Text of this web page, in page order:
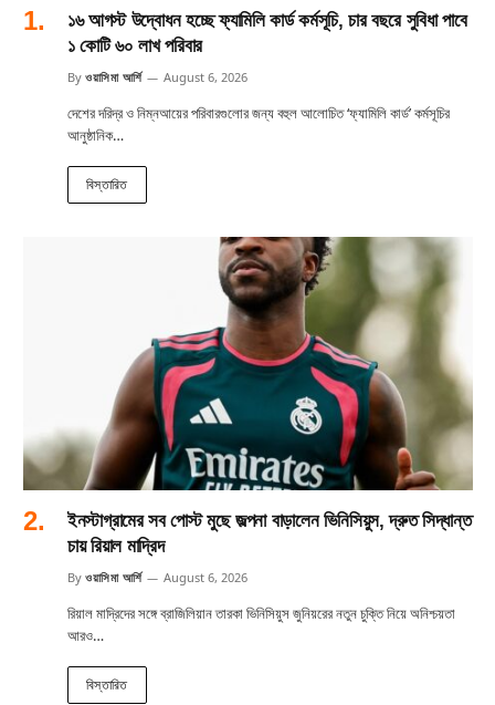
১৬ আগস্ট উদ্বোধন হচ্ছে ফ্যামিলি কার্ড কর্মসূচি, চার বছরে সুবিধা পাবে
১ কোটি ৬০ লাখ পরিবার
By ওয়াসিমা আর্শি August 6, 2026
দেশের দরিদ্র ও নিম্নআয়ের পরিবারগুলোর জন্য বহুল আলোচিত ‘ফ্যামিলি কার্ড’ কর্মসূচির
আনুষ্ঠানিক…
বিস্তারিত
ইনস্টাগ্রামের সব পোস্ট মুছে জল্পনা বাড়ালেন ভিনিসিয়ুস, দ্রুত সিদ্ধান্ত
চায় রিয়াল মাদ্রিদ
By ওয়াসিমা আর্শি August 6, 2026
রিয়াল মাদ্রিদের সঙ্গে ব্রাজিলিয়ান তারকা ভিনিসিয়ুস জুনিয়রের নতুন চুক্তি নিয়ে অনিশ্চয়তা
আরও…
বিস্তারিত